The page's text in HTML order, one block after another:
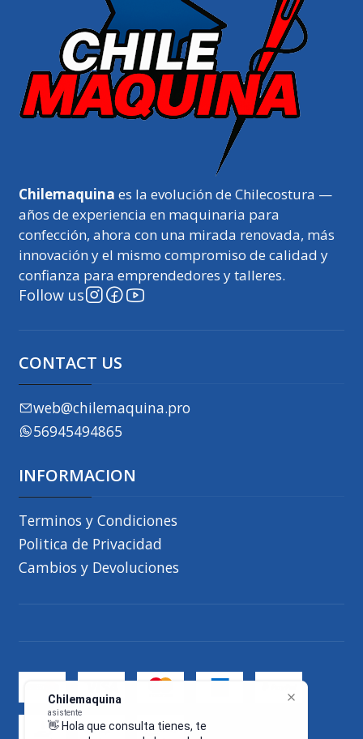
Chilemaquina
asistente
👋 Hola que consulta tienes, te
Chilemaquina es la evolución de Chilecostura —
años de experiencia en maquinaria para
confección, ahora con una mirada renovada, más
innovación y el mismo compromiso de calidad y
confianza para emprendedores y talleres.
Follow us
CONTACT US
web@chilemaquina.pro
56945494865
INFORMACION
Terminos y Condiciones
Politica de Privacidad
Cambios y Devoluciones